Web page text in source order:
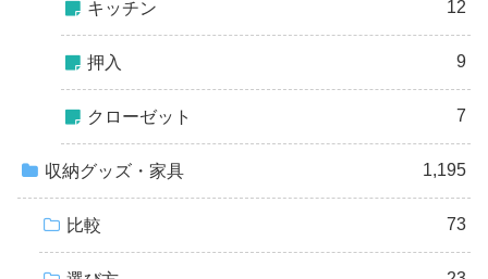
キッチン 12
押入 9
クローゼット 7
収納グッズ・家具 1,195
比較 73